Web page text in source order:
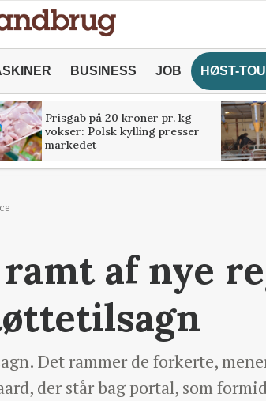
BUSINESS JOB HØST-
Prisgab på 20 kroner pr. kg
vokser: Polsk kylling presser
markedet
af nye
Det rammer de forkerte,
der står bag portal, som